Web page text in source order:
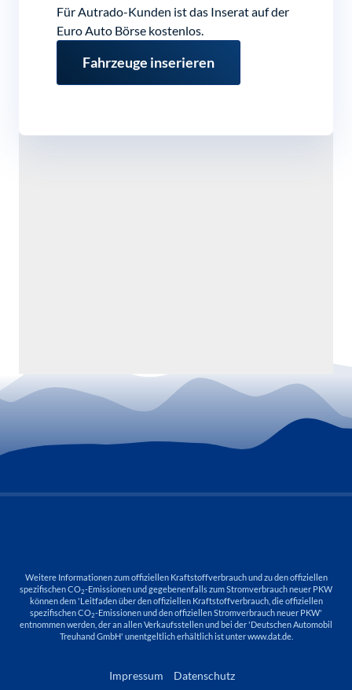
Für Autrado-Kunden ist das Inserat auf der
Euro Auto Börse kostenlos.
Fahrzeuge inserieren
Weitere Informationen zum offiziellen Kraftstoffverbrauch und zu den offiziellen
spezifischen CO2-Emissionen und gegebenenfalls zum Stromverbrauch neuer PKW
können dem 'Leitfaden über den offiziellen Kraftstoffverbrauch, die offiziellen
spezifischen CO2-Emissionen und den offiziellen Stromverbrauch neuer PKW'
entnommen werden, der an allen Verkaufsstellen und bei der 'Deutschen Automobil
Treuhand GmbH' unentgeltlich erhältlich ist unter www.dat.de.
Impressum Datenschutz